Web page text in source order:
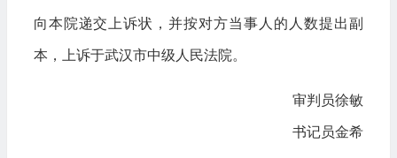
向本院递交上诉状，并按对方当事人的人数提出副
本，上诉于武汉市中级人民法院。
审判员徐敏
书记员金希